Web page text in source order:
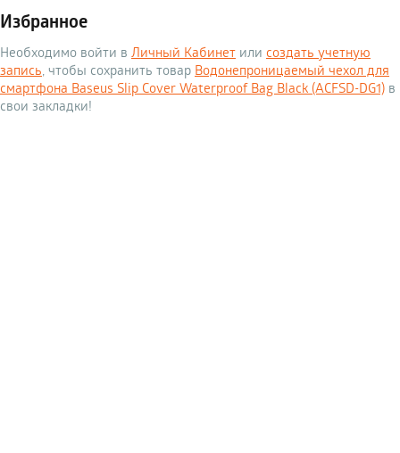
Избранное
Необходимо войти в Личный Кабинет или создать учетную
запись, чтобы сохранить товар Водонепроницаемый чехол для
смартфона Baseus Slip Cover Waterproof Bag Black (ACFSD-DG1) в
свои закладки!